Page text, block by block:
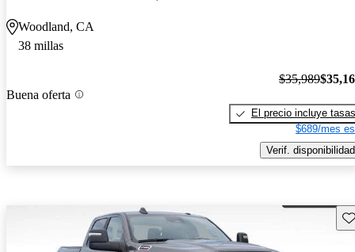
Woodland, CA
38 millas
Buena oferta
$35,989
El precio incluye tasas
$689/mes
Verif. disponibilidad